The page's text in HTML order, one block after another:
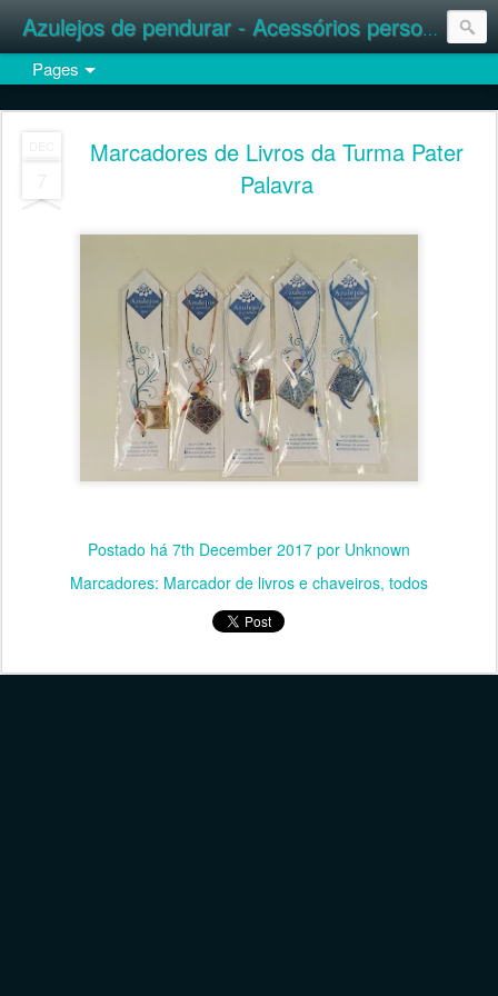
Azulejos de pendurar - Acessórios personalizados
Pages
Marcadores de Livros da Turma Pater
Palavra
Postado há 7th December 2017 por Unknown
Marcadores: Marcador de livros e chaveiros todos